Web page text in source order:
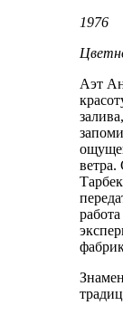
1976
Аэт
ветра.